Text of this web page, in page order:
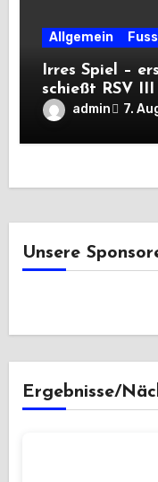
Allgemein
Irres Spiel –
schießt RSV
Premiere
admin 7.
Unsere
Ergebnisse/